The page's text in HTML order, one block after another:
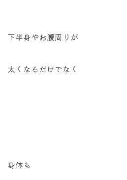
下半身やお腹周りが
太くなるだけでなく
身体も